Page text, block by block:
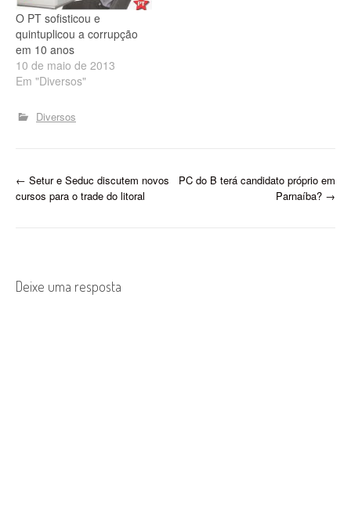
O PT sofisticou e
quintuplicou a corrupção
em 10 anos
10 de maio de 2013
Em "Diversos"
Diversos
P
n
← Setur e Seduc discutem novos
cursos para o trade do litoral
PC do B terá candidato próprio em
Parnaíba? →
Deixe uma resposta